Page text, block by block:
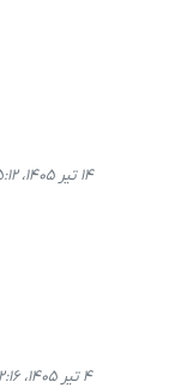
۱۴ تیر ۱۴۰۵، ۱۵:۱۲
۴ تیر ۱۴۰۵، ۲۲:۱۶